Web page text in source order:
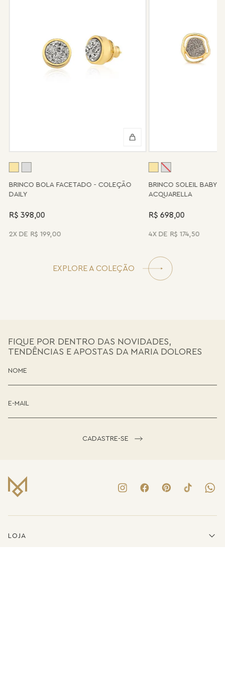
enviada novamente para a fábrica, e será cobrado apenas o
valor de custo do conserto e do frete.
Informe-se conosco sobre estes custos e sobre o prazo de
retorno, que pode variar conforme a região.
disposição para orientá-la e oferecer a melhor alternativa
BRINCO BOLA FACETADO - COLEÇÃO
DAILY
R$ 398,00
2 R$ 199,00
BRINCO SOLEIL BABY -
ACQUARELLA
R$ 698,00
4 R$ 174,50
EXPLORE A COLEÇÃO
FIQUE POR DENTRO DAS NOVIDADES,
TENDÊNCIAS E APOSTAS DA MARIA DOLORES
CADASTRE-SE
LOJA